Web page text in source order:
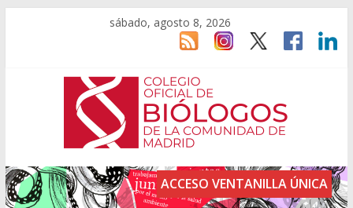
sábado, agosto 8, 2026
ACCESO VENTANILLA ÚNICA